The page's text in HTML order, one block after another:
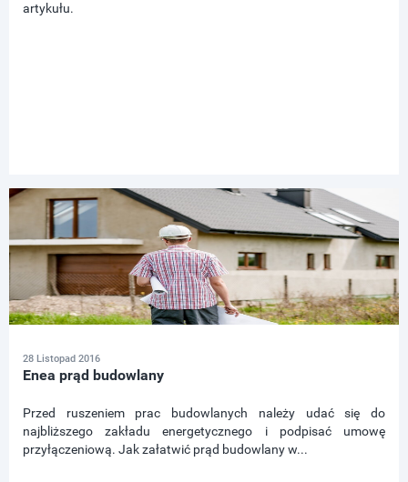
artykułu.
28 Listopad 2016
Enea prąd budowlany
Przed ruszeniem prac budowlanych należy udać się do
najbliższego zakładu energetycznego i podpisać umowę
przyłączeniową. Jak załatwić prąd budowlany w...